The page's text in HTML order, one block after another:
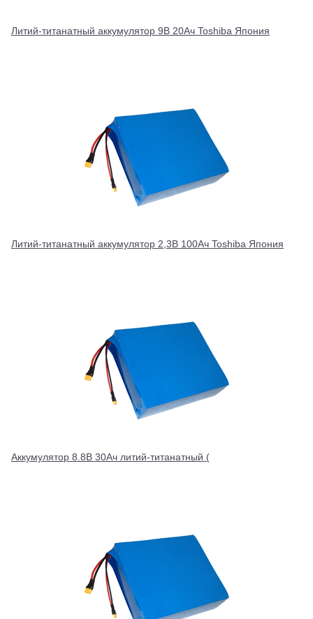
Литий-титанатный аккумулятор 9В 20Ач Toshiba Япония
Литий-титанатный аккумулятор 2,3В 100Ач Toshiba Япония
Аккумулятор 8.8В 30Ач литий-титанатный (